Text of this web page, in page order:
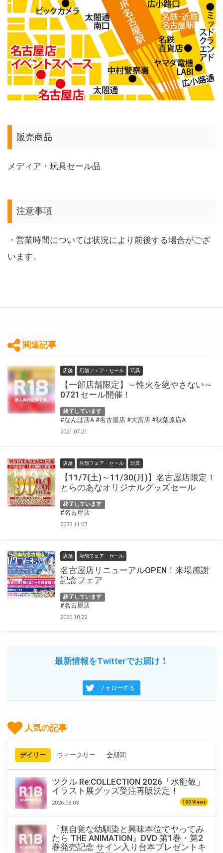
販売商品
メディア・玩具セール品
注意事項
・営業時間については状況により前後する場合がござ
います。
関連記事
店舗 店舗フェア・セール 玩具
【一部店舗限定】～性火を絶やさない～
0721セール開催！
終了しています
#なんば店A #名古屋店 #大宮店 #秋葉原店A
2021.07.21
店舗 店舗フェア・セール 玩具
【11/7(土)～11/30(月)】名古屋店限定！
とらのあなオリジナルグッズセール
終了しています
#名古屋店
2020.11.03
店舗 店舗フェア・セール
名古屋店リニューアルOPEN！来場感謝
記念フェア
終了しています
#名古屋店
2020.10.22
最新情報をTwitterでお届け！
フォローする
人気の記事
デイリー ウィークリー 全期間
ツクル Re:COLLECTION 2026「水龍敬」
イラスト展グッズ受注再販決定！
2026.08.03 183 Views
『無自覚な幼馴染と興味本位でヤってみ
たら THE ANIMATION』DVD 第1巻・第2
巻発売記念 サイン入り台本プレゼントキ